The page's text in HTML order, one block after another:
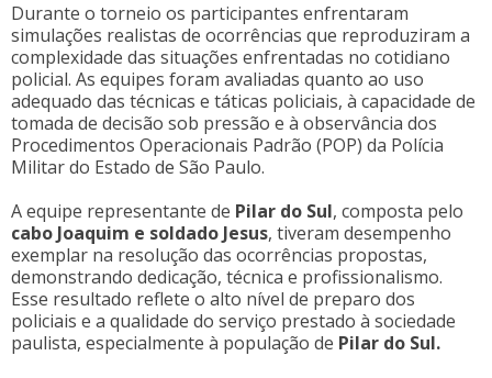
Durante o torneio os participantes enfrentaram
simulações realistas de ocorrências que reproduziram a
complexidade das situações enfrentadas no cotidiano
policial. As equipes foram avaliadas quanto ao uso
adequado das técnicas e táticas policiais, à capacidade de
tomada de decisão sob pressão e à observância dos
Procedimentos Operacionais Padrão (POP) da Polícia
Militar do Estado de São Paulo.
A equipe representante de Pilar do Sul, composta pelo
cabo Joaquim e soldado Jesus, tiveram desempenho
exemplar na resolução das ocorrências propostas,
demonstrando dedicação, técnica e profissionalismo.
Esse resultado reflete o alto nível de preparo dos
policiais e a qualidade do serviço prestado à sociedade
paulista, especialmente à população de Pilar do Sul.